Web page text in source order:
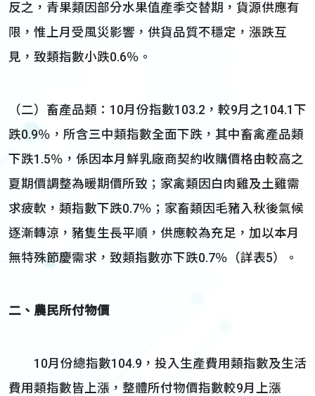
反之，青果類因部分水果值產季交替期，貨源供應有
限，惟上月受風災影響，供貨品質不穩定，漲跌互
見，致類指數小跌0.6％。
（二）畜產品類：10月份指數103.2，較9月之104.1下
跌0.9％，所含三中類指數全面下跌，其中畜禽產品類
下跌1.5％，係因本月鮮乳廠商契約收購價格由較高之
夏期價調整為暖期價所致；家禽類因白肉雞及土雞需
求疲軟，類指數下跌0.7％；家畜類因毛豬入秋後氣候
逐漸轉涼，豬隻生長平順，供應較為充足，加以本月
無特殊節慶需求，致類指數亦下跌0.7％（詳表5）。
二、農民所付物價
10月份總指數104.9，投入生產費用類指數及生活
費用類指數皆上漲，整體所付物價指數較9月上漲